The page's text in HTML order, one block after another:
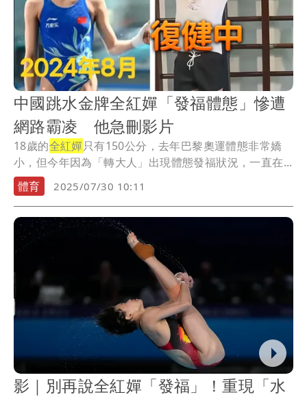
中國跳水金牌全紅嬋「發福體態」慘遭
網路霸凌 他急刪影片
18歲的全紅嬋只有150公分，去年巴黎奧運體態非常嬌
小，但今年因為「轉大人」出現體態發福狀況，一直在...
體育
2025/07/30 10:11
影｜別再說全紅嬋「發福」！重現「水